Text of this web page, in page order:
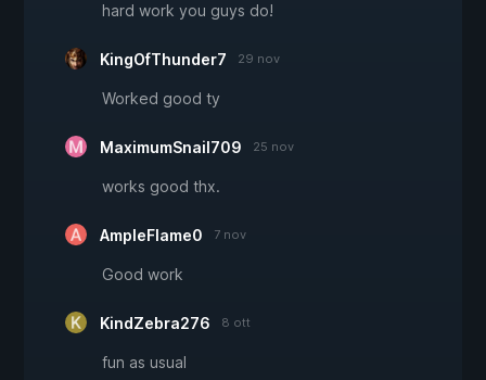
hard work you guys do!
KingOfThunder7 29 nov
Worked good ty
MaximumSnail709 25 nov
works good thx.
AmpleFlame0 7 nov
Good work
KindZebra276 8 ott
fun as usual